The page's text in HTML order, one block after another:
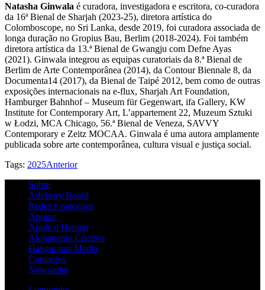
Natasha Ginwala é curadora, investigadora e escritora, co-curadora
da 16ª Bienal de Sharjah (2023-25), diretora artística do
Colomboscope, no Sri Lanka, desde 2019, foi curadora associada de
longa duração no Gropius Bau, Berlim (2018-2024). Foi também
diretora artística da 13.ª Bienal de Gwangju com Defne Ayas
(2021). Ginwala integrou as equipas curatoriais da 8.ª Bienal de
Berlim de Arte Contemporânea (2014), da Contour Biennale 8, da
Documenta14 (2017), da Bienal de Taipé 2012, bem como de outras
exposições internacionais na e-flux, Sharjah Art Foundation,
Hamburger Bahnhof – Museum für Gegenwart, ifa Gallery, KW
Institute for Contemporary Art, L’appartement 22, Muzeum Sztuki
w Łodzi, MCA Chicago, 56.ª Bienal de Veneza, SAVVY
Contemporary e Zeitz MOCAA. Ginwala é uma autora amplamente
publicada sobre arte contemporânea, cultura visual e justiça social.
Tags: 2025Anterior
Sobre
Advisory Board
Redes e parceiros
Apoios
Apoie o Hangar
Alojamento Criativo
Hangar nos Media
Contactos
Newsletter